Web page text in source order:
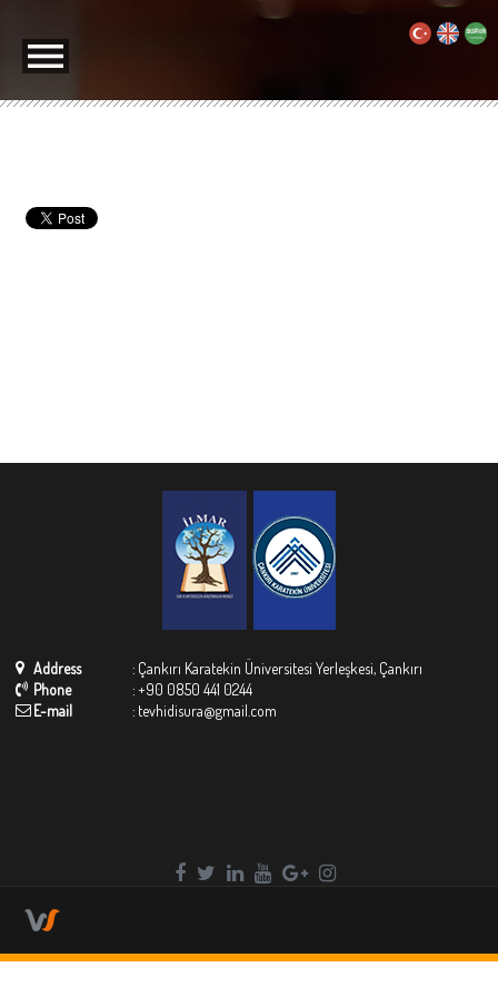
Address : Çankırı Karatekin Üniversitesi Yerleşkesi, Çankırı
Phone
: +90 0850 441 0244
E-mail
: tevhidisura@gmail.com